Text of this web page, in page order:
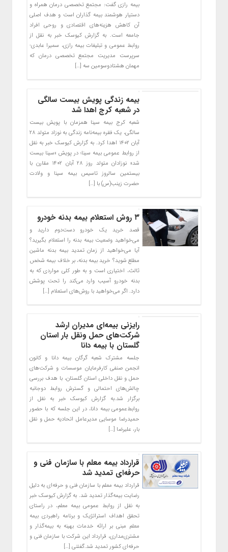
بیمه رازی گفت: مجتمع تخصصی درمان همراه و
دستیار هوشمند بیمه گذاران است و هدف اصلی
آن کاهش هزینه‌های اقتصادی و روحی افراد
جامعه است. به گزارش کیوسک خبر به نقل از
روابط عمومی و تبلیغات بیمه رازی، سمیرا عابدی-
سرپرست مدیریت مجتمع تخصصی درمان که
مهمان هشتاد‌و‌سومین سه […]
بیمه زندگی پویش بیست سالگی
در شعبه کرج اهدا شد
شعبه کرج بیمه سینا همزمان با پویش بیست
سالگی، یک فقره بیمه‌نامه زندگی به نوزاد متولد ۲۸
آبان ۱۴۰۲ اهدا کرد. به گزارش کیوسک خبر به نقل
از روابط عمومی بیمه سینا؛ در پویش «سینا بیست
شد» نوزادان متولد روز ۲۸ آبان ۱۴۰۲ مقارن با
بیستمین سالروز تاسیس بیمه سینا و ولادت
حضرت زینب(س) با […]
۳ روش استعلام بیمه بدنه خودرو
قصد خرید یک خودرو دست‌دوم دارید و
می‌خواهید وضعیت بیمه بدنه را استعلام بگیرید؟
آیا می‌خواهید از زمان تمدید بیمه بدنه ماشین
مطلع شوید؟ خرید بیمه بدنه، بر خلاف بیمه شخص
ثالث، اختیاری است و به طور کلی مواردی که به
بدنه خودرو آسیب وارد می‌کند را تحت پوشش
دارد. اگر می‌خواهید با روش‌های استعلام […]
رایزنی بیمه‌ای مدیران ارشد
شرکت‌های حمل ونقل بار استان
گلستان با بیمه دانا
جلسه مشترک شعبه گرگان بیمه دانا و کانون
انجمن صنفی کارفرمایان موسسات و شرکت‌های
حمل و نقل داخلی استان گلستان، با هدف بررسی
چالش‌های احتمالی و گسترش روابط دوجانبه
برگزار شد.به گزارش کیوسک خبر به نقل از
روابط‌عمومی بیمه دانا، در این جلسه که با حضور
حمیدرضا موسایی مدیرعامل اتحادیه حمل و نقل
بار، علیرضا […]
قرارداد بیمه معلم با سازمان فنی و
حرفه‌ای تمدید شد
قرارداد بیمه معلم با سازمان فنی و حرفه‌ای به دلیل
رضایت بیمه‌گذار تمدید شد. به گزارش کیوسک خبر
به نقل از روابط عمومی بیمه معلم، در راستای
تحقق اهداف استراتژیک و برنامه راهبردی بیمه
معلم مبنی بر ارائه خدمات بهینه به بیمه‌گذار و
مشتری‌مداری، قرارداد این شرکت با سازمان فنی و
حرفه‌ای کشور تمدید شد.گفتنی […]